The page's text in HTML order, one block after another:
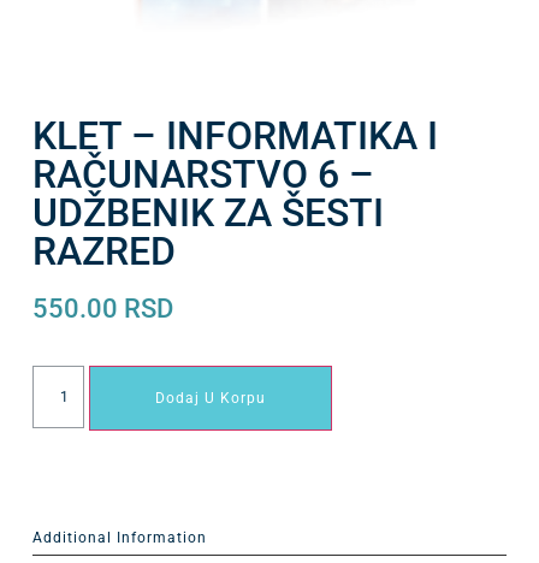
KLET – INFORMATIKA I
RAČUNARSTVO 6 –
UDŽBENIK ZA ŠESTI
RAZRED
550.00 RSD
Dodaj U Korpu
Additional Information